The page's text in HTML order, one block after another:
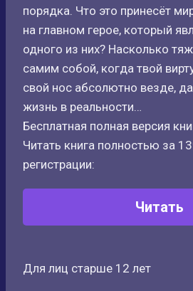
порядка. Что это принесёт
на главном герое, который
одного из них? Насколько
самим собой, когда твой
свой нос абсолютно везде,
жизнь в реальности…
Бесплатная полная версия
Читать книга полностью за
регистрации:
Читать
Для лиц старше 12 лет